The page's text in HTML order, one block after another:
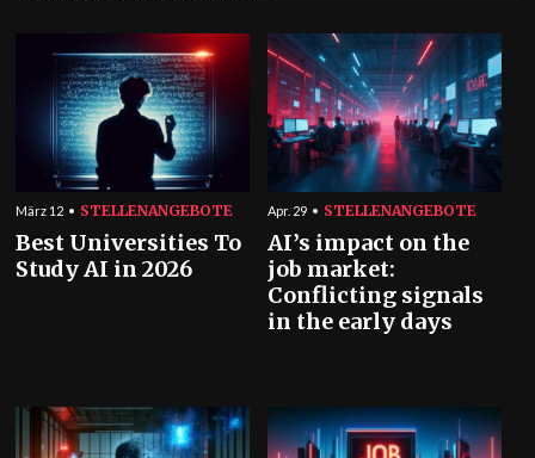
März 12 STELLENANGEBOTE
Best Universities To
Study AI in 2026
Apr. 29 STELLENANGEBOTE
AI’s impact on the
job market:
Conflicting signals
in the early days